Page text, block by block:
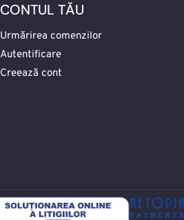
CONTUL TĂU
Urmărirea comenzilor
Autentificare
Creează cont